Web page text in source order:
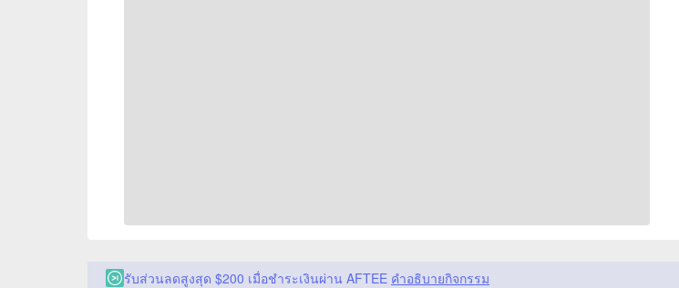
รับส่วนลดสูงสุด $200 เมื่อชำระเงินผ่าน AFTEE คำอธิบายกิจกรรม